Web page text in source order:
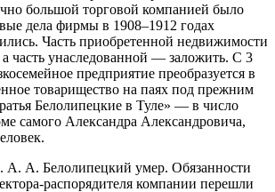
большой торговой компанией было
дела фирмы в 1908–1912 годах
Часть приобретенной недвижимости
часть унаследованной — заложить. С 3
предприятие преобразуется в
товарищество на паях под прежним
Белолипецкие в Туле» — в число
самого Александра Александровича,
А. А. Белолипецкий умер. Обязанности
распорядителя компании перешли